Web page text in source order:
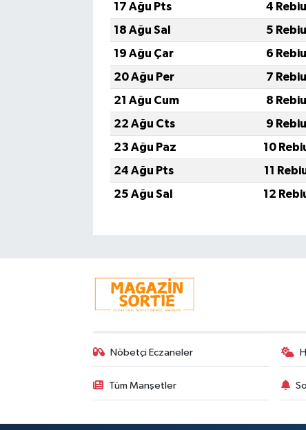
17 Ağu Pts
4
18 Ağu Sal
5
19 Ağu Çar
6
20 Ağu Per
7
21 Ağu Cum
8
22 Ağu Cts
9
23 Ağu Paz
10
24 Ağu Pts
11
25 Ağu Sal
12
Nöbetçi Eczaneler
Tüm Manşetler